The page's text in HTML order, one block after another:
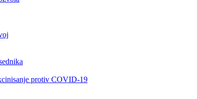
protiv COVID-19